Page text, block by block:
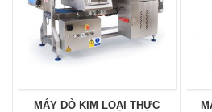
MÁY DÒ KIM LOẠI THỰC